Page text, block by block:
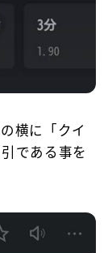
横に「クイ
である事を